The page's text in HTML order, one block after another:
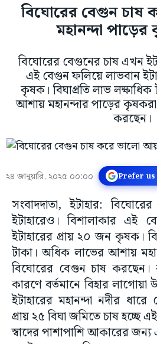
বিঘোরের বেগুন চাষ
মহানন্দা
বিঘোরের বেগুনের চাষ এখন
এই বেগুন ফলিয়ে লাভবান
কৃষক। বিঘাপ্রতি লাভ
আশায় মহানন্দার পাড়ের
করছেন।
২৪ জানুয়ারি, ২০২৫ ০০:০০ Prefer us
সংবাদদাতা, ইটাহার:
ইটাহারেও। বিশালাকার এই
ইটাহারের প্রায় ২০ জন কৃষক।
টাকা। অধিক লাভের আশায়
বিঘোরের বেগুন চাষ করছেন।
কারণে বর্তমানে বিহার
ইটাহারের মহানন্দা নদীর
প্রায় ২৫ বিঘা জমিতে চাষ হচ্ছে
স্বাদের পাশাপাশি আকারের